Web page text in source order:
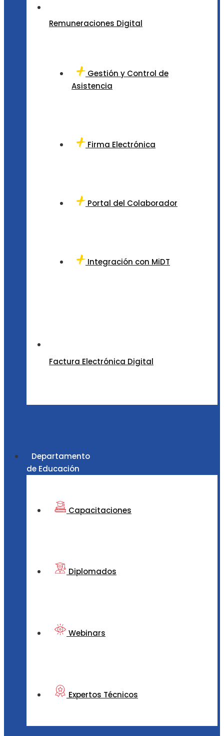
Remuneraciones Digital
Gestión y Control de
Asistencia
Firma Electrónica
Portal del Colaborador
Integración con MiDT
Factura Electrónica Digital
Departamento
de Educación
Capacitaciones
Diplomados
Webinars
Expertos Técnicos